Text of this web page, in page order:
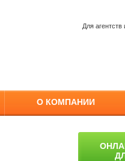
Для
О КОМПАНИИ